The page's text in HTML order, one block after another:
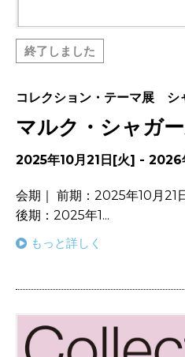
終了しました
コレクション・テーマ展 シ
マルク・シャガ
2025年10月21日[火] - 2026
会期｜ 前期：2025年10月21
後期：2025年1...
もっと詳しく